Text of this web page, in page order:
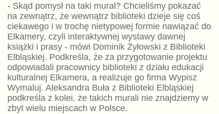
- Skąd pomysł na taki mural? Chcieliśmy pokazać
na zewnątrz, że wewnątrz biblioteki dzieje się coś
ciekawego i w trochę nietypowej formie nawiązać do
Elkamery, czyli interaktywnej wystawy dawnej
książki i prasy - mówi Dominik Żyłowski z Biblioteki
Elbląskiej. Podkreśla, że za przygotowanie projektu
odpowiadali pracownicy biblioteki z działu edukacji
kulturalnej Elkamera, a realizuje go firma Wypisz
Wymaluj. Aleksandra Buła z Biblioteki Elbląskiej
podkreśla z kolei, że takich murali nie znajdziemy w
zbyt wielu miejscach w Polsce.